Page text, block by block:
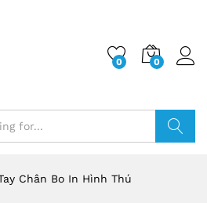
0 0
Chân Bo In Hình Thú